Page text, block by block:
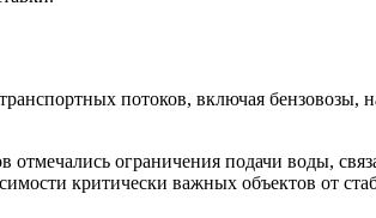
потоков, включая бензовозы,
ограничения подачи воды,
критически важных объектов от